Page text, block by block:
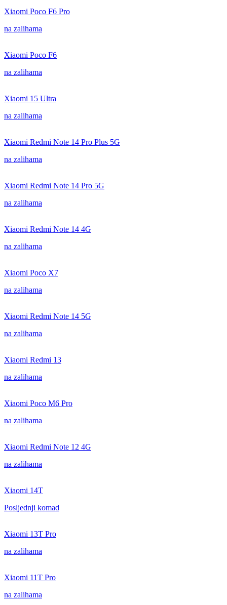
Xiaomi Poco F6 Pro
na zalihama
Xiaomi Poco F6
na zalihama
Xiaomi 15 Ultra
na zalihama
Xiaomi Redmi Note 14 Pro Plus 5G
na zalihama
Xiaomi Redmi Note 14 Pro 5G
na zalihama
Xiaomi Redmi Note 14 4G
na zalihama
Xiaomi Poco X7
na zalihama
Xiaomi Redmi Note 14 5G
na zalihama
Xiaomi Redmi 13
na zalihama
Xiaomi Poco M6 Pro
na zalihama
Xiaomi Redmi Note 12 4G
na zalihama
Xiaomi 14T
Posljednji komad
Xiaomi 13T Pro
na zalihama
Xiaomi 11T Pro
na zalihama